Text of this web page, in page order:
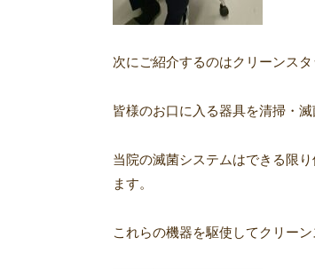
次にご紹介するのはクリーンス
皆様のお口に入る器具を清掃・
当院の滅菌システムはできる限
ます。
これらの機器を駆使してクリー